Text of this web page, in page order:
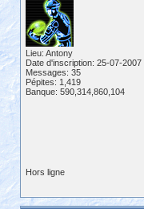
Lieu: Antony
Date d'inscription: 25-07-2007
Messages: 35
Pépites: 1,419
Banque: 590,314,860,104
Hors ligne